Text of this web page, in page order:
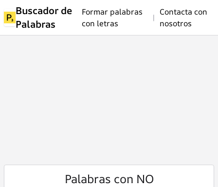
Buscador de
Palabras
Formar palabras
con letras
|
Contacta con
nosotros
Palabras con NO